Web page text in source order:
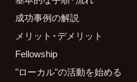
成功事例の解説
メリット・デメリット
Fellowship
"ローカル"の活動を始める